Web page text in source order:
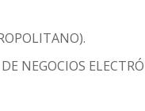
NEGOCIOS